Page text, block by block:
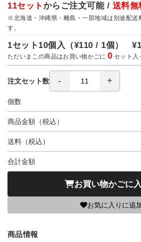
11セット からご注文可能 / 送料無
※北海道・沖縄県・離島・一部地域は別途配送
す。
1セット10個入（¥110 / 1個）
ただいまこの商品はお買い物かごに0 セット入
注文セット数
個数
商品金額（税込）
送料（税込）
合計金額
お買い物かごに
お気に入りに追
商品情報